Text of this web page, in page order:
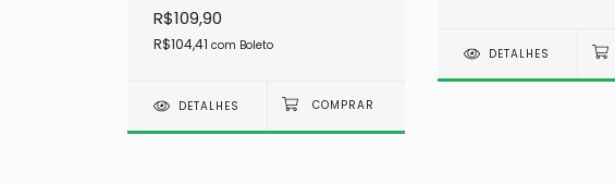
R$109,90
R$104,41 com Boleto
DETALHES
DETALHES